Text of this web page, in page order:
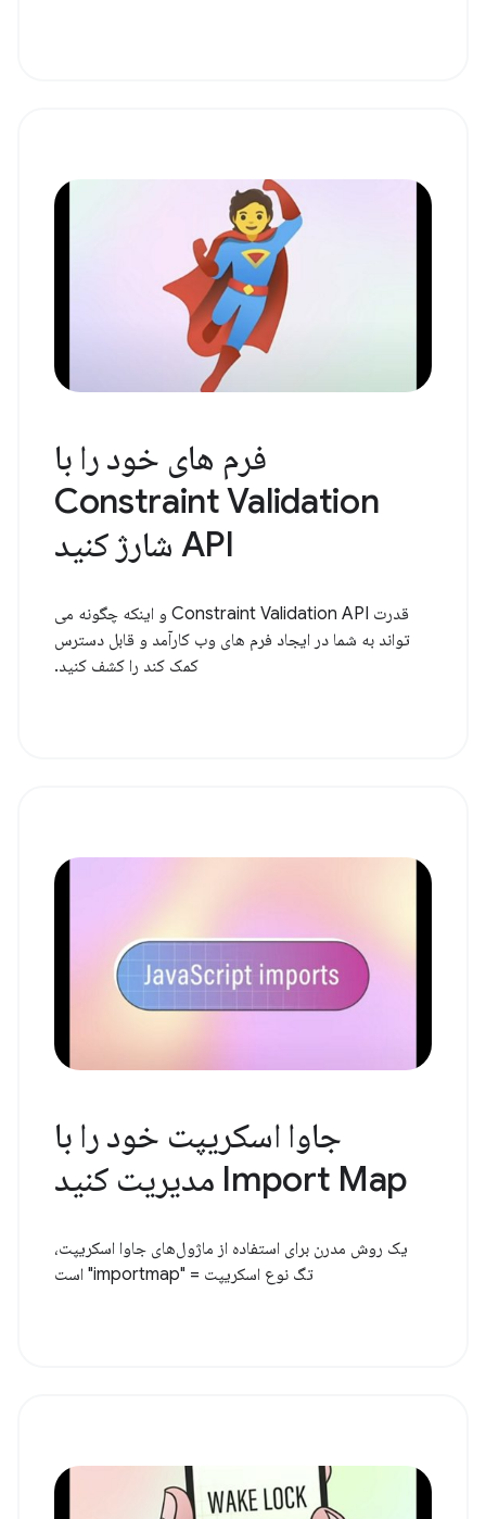
فرم های خود را با
Constraint Validation
API شارژ کنید
قدرت Constraint Validation API و اینکه چگونه می
تواند به شما در ایجاد فرم های وب کارآمد و قابل دسترس
کمک کند را کشف کنید.
جاوا اسکریپت خود را با
Import Map مدیریت کنید
یک روش مدرن برای استفاده از ماژول‌های جاوا اسکریپت،
تگ نوع اسکریپت = "importmap" است